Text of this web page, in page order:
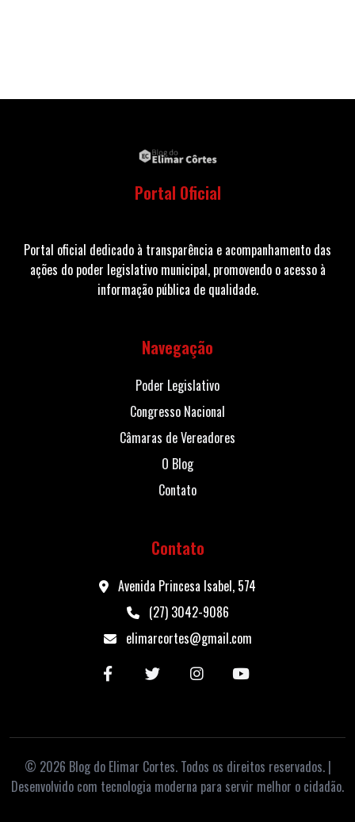
Portal Oficial
Portal oficial dedicado à transparência e acompanhamento das
ações do poder legislativo municipal, promovendo o acesso à
informação pública de qualidade.
Navegação
Poder Legislativo
Congresso Nacional
Câmaras de Vereadores
O Blog
Contato
Contato
Avenida Princesa Isabel, 574
(27) 3042-9086
elimarcortes@gmail.com
© 2026 Blog do Elimar Cortes. Todos os direitos reservados. |
Desenvolvido com tecnologia moderna para servir melhor o cidadão.